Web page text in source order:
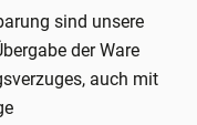
sind unsere
der Ware
auch mit